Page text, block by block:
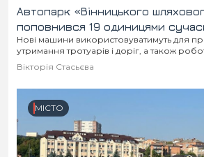
Автопарк «Вінницького
поповнився 19 одиницями
Нові машини використовуватимуть для
утримання тротуарів і доріг, а також
Вікторія Стасьєва
МІСТО